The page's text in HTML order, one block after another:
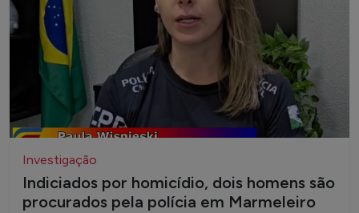
Investigação
Indiciados por homicídio, dois homens são
procurados pela polícia em Marmeleiro